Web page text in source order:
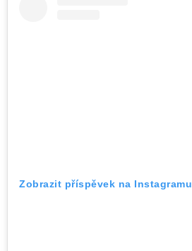
Zobrazit příspěvek na Instagramu